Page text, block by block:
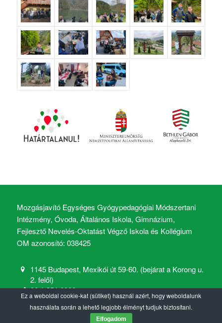
Mozgásjavító Egységes Gyógypedagógiai Módszertani
Intézmény, Óvoda, Általános Iskola, Gimnázium,
Fejlesztő Nevelés-Oktatást Végző Iskola és Kollégium
OM azonosító: 038425
1145 Budapest, Mexikói út 59-60. (bejárat a Korong u.
2. felől)
06 1 251 6900
mozgasjavito@mozgasjavito.com
Ez a weboldal cookie-kat (sütiket) használ azért, hogy weboldalunk
használata során a lehető legjobb élményt tudjuk biztosítani.
Elfogadom